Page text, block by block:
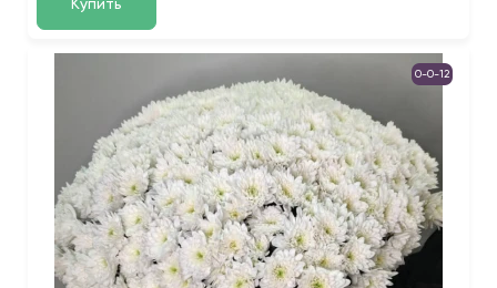
Купить
0-0-12